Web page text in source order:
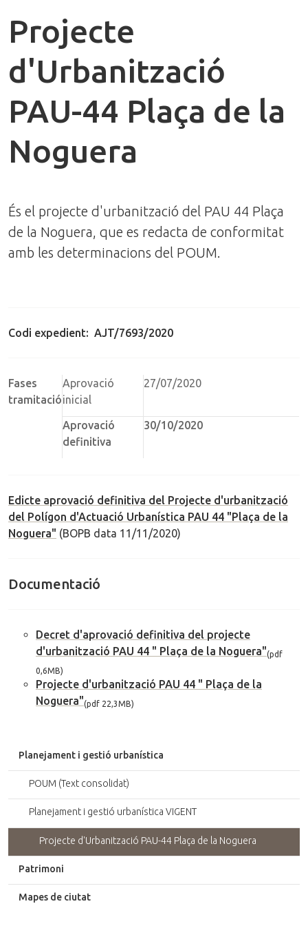
Projecte
d'Urbanització
PAU-44 Plaça de la
Noguera
És el projecte d'urbanització del PAU 44 Plaça
de la Noguera, que es redacta de conformitat
amb les determinacions del POUM.
Codi expedient: AJT/7693/2020
Fases
tramitació
Aprovació
inicial
27/07/2020
Aprovació
definitiva
30/10/2020
Edicte aprovació definitiva del Projecte d'urbanització
del Polígon d'Actuació Urbanística PAU 44 "Plaça de la
Noguera" (BOPB data 11/11/2020)
Documentació
Decret d'aprovació definitiva del projecte
d'urbanització PAU 44 " Plaça de la Noguera"(pdf
0,6MB)
Projecte d'urbanització PAU 44 " Plaça de la
Noguera"(pdf 22,3MB)
Planejament i gestió urbanística
POUM (Text consolidat)
Planejament i gestió urbanística VIGENT
Projecte d'Urbanització PAU-44 Plaça de la Noguera
Patrimoni
Mapes de ciutat